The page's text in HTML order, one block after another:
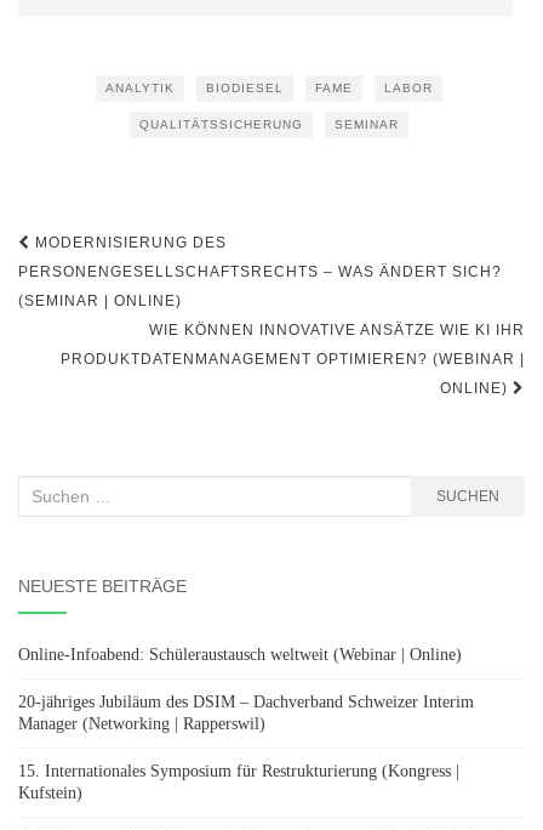
ANALYTIK BIODIESEL FAME LABOR
QUALITÄTSSICHERUNG SEMINAR
Beitragsnavigation
MODERNISIERUNG DES
PERSONENGESELLSCHAFTSRECHTS – WAS ÄNDERT SICH?
(SEMINAR | ONLINE)
WIE KÖNNEN INNOVATIVE ANSÄTZE WIE KI IHR
PRODUKTDATENMANAGEMENT OPTIMIEREN? (WEBINAR |
ONLINE)
Suchen
SUCHEN
NEUESTE BEITRÄGE
Online-Infoabend: Schüleraustausch weltweit (Webinar | Online)
20-jähriges Jubiläum des DSIM – Dachverband Schweizer Interim
Manager (Networking | Rapperswil)
15. Internationales Symposium für Restrukturierung (Kongress |
Kufstein)